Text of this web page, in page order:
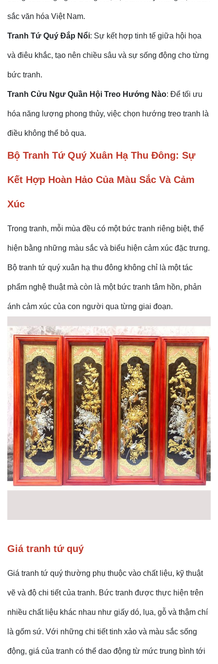
sắc văn hóa Việt Nam.
Tranh Tứ Quý Đắp Nổi: Sự kết hợp tinh tế giữa hội họa
và điêu khắc, tạo nên chiều sâu và sự sống động cho từng
bức tranh.
Tranh Cửu Ngư Quần Hội Treo Hướng Nào: Để tối ưu
hóa năng lượng phong thủy, việc chọn hướng treo tranh là
điều không thể bỏ qua.
Bộ Tranh Tứ Quý Xuân Hạ Thu Đông: Sự
Kết Hợp Hoàn Hảo Của Màu Sắc Và Cảm
Xúc
Trong tranh, mỗi mùa đều có một bức tranh riêng biệt, thể
hiện bằng những màu sắc và biểu hiện cảm xúc đặc trưng.
Bộ tranh tứ quý xuân hạ thu đông không chỉ là một tác
phẩm nghệ thuật mà còn là một bức tranh tâm hồn, phản
ánh cảm xúc của con người qua từng giai đoạn.
Giá tranh tứ quý
Giá tranh tứ quý thường phụ thuộc vào chất liệu, kỹ thuật
vẽ và độ chi tiết của tranh. Bức tranh được thực hiện trên
nhiều chất liệu khác nhau như giấy dó, lụa, gỗ và thậm chí
là gốm sứ. Với những chi tiết tinh xảo và màu sắc sống
động, giá của tranh có thể dao động từ mức trung bình tới